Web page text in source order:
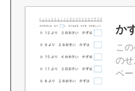
か
こ
の
ペ